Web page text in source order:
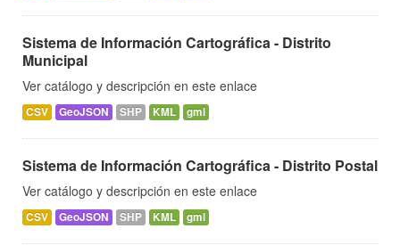
Sistema de Información Cartográfica - Distrito
Municipal
Ver catálogo y descripción en este enlace
CSV GeoJSON SHP KML gml
Sistema de Información Cartográfica - Distrito Postal
Ver catálogo y descripción en este enlace
CSV GeoJSON SHP KML gml